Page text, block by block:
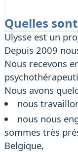
Quelles
Ulysse est un
Depuis 2009
Nous recevons
Nous avons
nous
nous nous
sommes très
Belgique,